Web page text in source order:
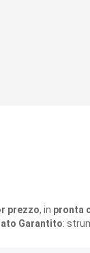
prezzo, in pronta
Garantito: